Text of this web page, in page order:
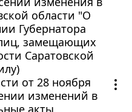
области "О
Губернатора
замещающих
Саратовской
от 28 ноября
изменений в
акты